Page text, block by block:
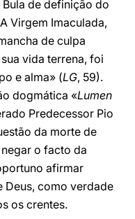
de definição do
Virgem Imaculada,
de culpa
vida terrena, foi
e alma» (LG, 59).
dogmática «Lumen
Predecessor Pio
da morte de
o facto da
afirmar
Deus, como verdade
os crentes.